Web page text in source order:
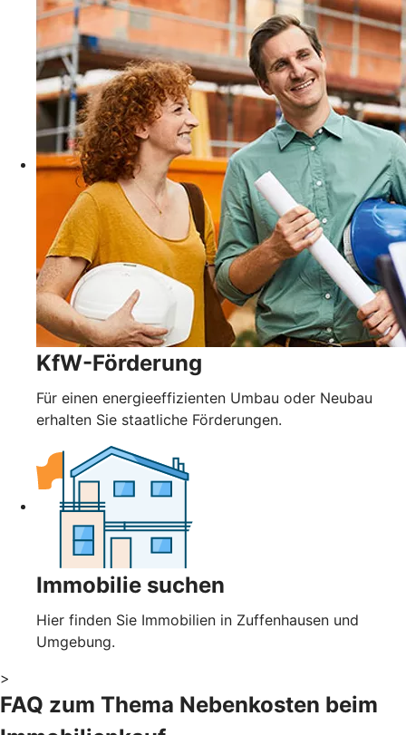
KfW-Förderung
Für einen energieeffizienten Umbau oder Neubau
erhalten Sie staatliche Förderungen.
Immobilie suchen
Hier finden Sie Immobilien in Zuffenhausen und
Umgebung.
>
FAQ zum Thema Nebenkosten beim